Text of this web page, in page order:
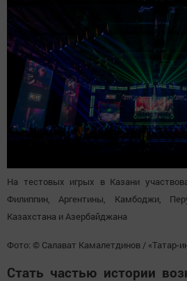
На тестовых игрых в Казани
Филиппин, Аргентины, Камбоджи,
Казахстана и Азербайджана
Фото: © Салават Камалетдинов / «Татар-
Стать частью истории